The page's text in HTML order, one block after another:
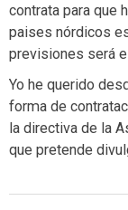
contrata para que
paises nórdicos
previsiones será
Yo he querido
forma de
la directiva de la
que pretende